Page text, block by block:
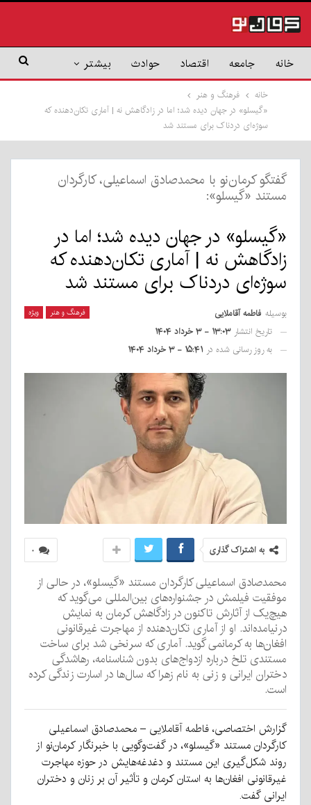
خانه جامعه اقتصاد حوادث بیشتر
خانه
فرهنگ و هنر
«گیسلو» در جهان دیده شد؛ اما در زادگاهش نه | آماری تکان‌دهنده که
سوژه‌ای دردناک برای مستند شد
گفتگو کرمان‌نو با محمدصادق اسماعیلی، کارگردان
مستند «گیسلو»:
«گیسلو» در جهان دیده شد؛ اما در
زادگاهش نه | آماری تکان‌دهنده که
سوژه‌ای دردناک برای مستند شد
فرهنگ و هنر ویژه بوسیله فاطمه آقاملایی
تاریخ انتشار ۱۳:۰۳ - ۳ خرداد ۱۴۰۴
به روز رسانی شده در ۱۵:۴۱ - ۳ خرداد ۱۴۰۴
۰ به اشتراک گذاری
محمدصادق اسماعیلی کارگردان مستند «گیسلو»، در حالی از
موفقیت فیلمش در جشنواره‌های بین‌المللی می‌گوید که
هیچ‌یک از آثارش تاکنون در زادگاهش کرمان به نمایش
درنیامده‌اند. او از آماری تکان‌دهنده از مهاجرت غیرقانونی
افغان‌ها به کرمانمی گوید. آماری که سرنخی شد برای ساخت
مستندی تلخ درباره ازدواج‌های بدون شناسنامه، رهاشدگی
دختران ایرانی و زنی به نام زهرا که سال‌ها در اسارت زندگی کرده
است.
گزارش اختصاصی، فاطمه آقاملایی – محمدصادق اسماعیلی
کارگردان مستند «گیسلو»، در گفت‌وگویی با خبرنگار کرمان‌نو از
روند شکل‌گیری این مستند و دغدغه‌هایش در حوزه مهاجرت
غیرقانونی افغان‌ها به استان کرمان و تأثیر آن بر زنان و دختران
ایرانی گفت.